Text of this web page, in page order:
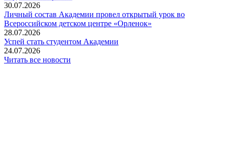
30.07.2026
Личный состав Академии провел открытый урок во
Всероссийском детском центре «Орленок»
28.07.2026
️Успей стать студентом Академии
24.07.2026
Читать все новости